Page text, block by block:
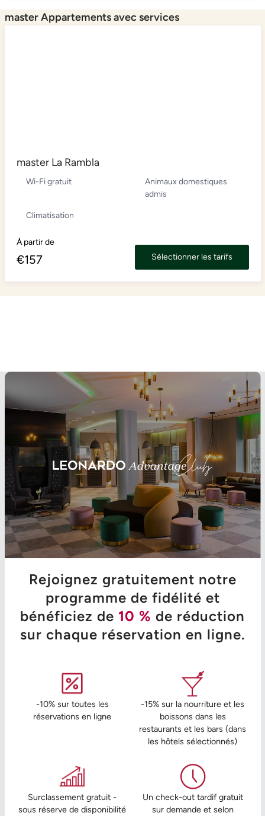
master Appartements avec services
master La Rambla
Wi-Fi gratuit
Animaux domestiques
admis
Climatisation
À partir de
€157 Sélectionner les tarifs
Rejoignez gratuitement notre
programme de fidélité et
bénéficiez de 10 % de réduction
sur chaque réservation en ligne.
-10% sur toutes les
réservations en ligne
-15% sur la nourriture et les
boissons dans les
restaurants et les bars (dans
les hôtels sélectionnés)
Surclassement gratuit -
sous réserve de disponibilité
Un check-out tardif gratuit
sur demande et selon